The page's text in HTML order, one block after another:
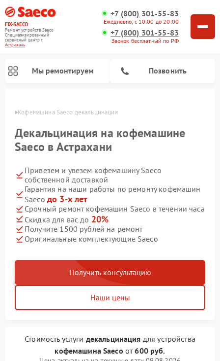
FIX-SAECO
Ремонт устройств Saeco
Специализированный
cервисный центр г.
Астрахань
+7 (800) 301-55-83
Ежедневно, с 10:00 до 20:00
+7 (800) 301-55-83
Звонок бесплатный по РФ
Мы ремонтируем Позвонить
Кофемашина Saeco декальцинация
Декальцинация на кофемашине
Saeco в Астрахани
Привезем и увезем кофемашину Saeco
собственной доставкой
Гарантия на наши работы по ремонту кофемашин
Saeco до 3-х лет
Срочный ремонт кофемашин Saeco в течении часа
Скидка для вас до 20%
Получите 1500 рублей на ремонт
Оригинальные комплектующие Saeco
Получить консультацию
Наши цены
Стоимость услуги декальцинация для устройства
кофемашина Saeco от600 руб.